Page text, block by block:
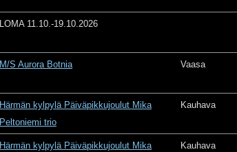
LOMA 11.10.-19.10.2026
M/S Aurora Botnia Vaasa
Härmän kylpylä Päiväpikkujoulut Mika
Peltoniemi trio
Kauhava
Härmän kylpylä Päiväpikkujoulut Mika
Kauhava